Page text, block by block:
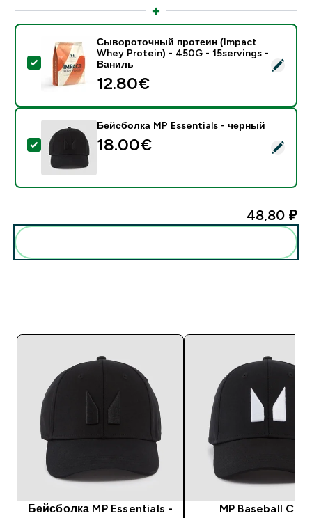
- Сывороточный протеин (Impact Whey Protein) -
Сывороточный протеин (Impact
Whey Protein) - 450G - 15servings -
Ваниль
12.80€‎
- Бейсболка MP Essentials - черный
Бейсболка MP Essentials - черный
18.00€‎
48,80 ₽‎
Бейсболка MP Essentials -
MP Baseball Cap